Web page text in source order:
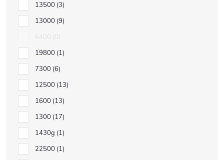
13500 3
13000 9
19800 1
7300 6
12500 13
1600 13
1300 17
1430g 1
22500 1